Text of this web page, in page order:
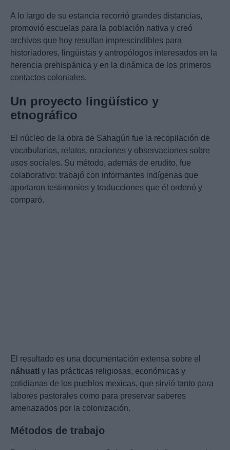
A lo largo de su estancia recorrió grandes distancias,
promovió escuelas para la población nativa y creó
archivos que hoy resultan imprescindibles para
historiadores, lingüistas y antropólogos interesados en la
herencia prehispánica y en la dinámica de los primeros
contactos coloniales.
Un proyecto lingüístico y
etnográfico
El núcleo de la obra de Sahagún fue la recopilación de
vocabularios, relatos, oraciones y observaciones sobre
usos sociales. Su método, además de erudito, fue
colaborativo: trabajó con informantes indígenas que
aportaron testimonios y traducciones que él ordenó y
comparó.
El resultado es una documentación extensa sobre el
náhuatl y las prácticas religiosas, económicas y
cotidianas de los pueblos mexicas, que sirvió tanto para
labores pastorales como para preservar saberes
amenazados por la colonización.
Métodos de trabajo